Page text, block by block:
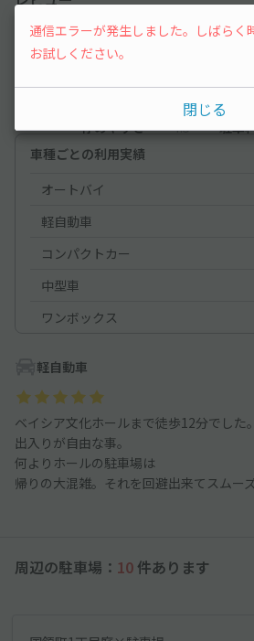
5（2件）
5 立地
停めやすさ
4.5 駐車
車種ごとの利用実績
オートバイ
軽自動車
コンパクトカー
中型車
ワンボックス
軽自動車
ベイシア文化ホールまで徒歩12分でした。
出入りが自由な事。
何よりホールの駐車場は
帰りの大混雑。それを回避出来てスムーズ
周辺の駐車場： 10 件あります
通信エラーが発生しました。しばらく
お試しください。
閉じる